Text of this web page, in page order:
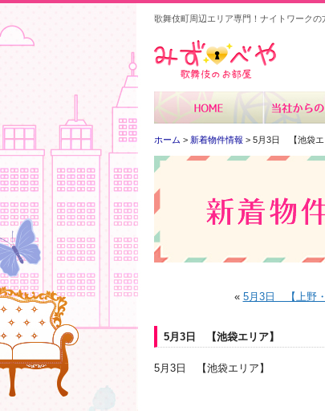
歌舞伎町周辺エリア専門！ナイトワークの
ホーム > 新着物件情報 > 5月3日 【池袋エ
« 5月3日 【上野・
5月3日 【池袋エリア】
5月3日 【池袋エリア】